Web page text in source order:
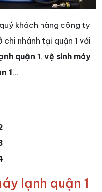
khách hàng công ty
nhánh tại quận 1 với
quận 1, vệ sinh máy
1…
lạnh quận 1